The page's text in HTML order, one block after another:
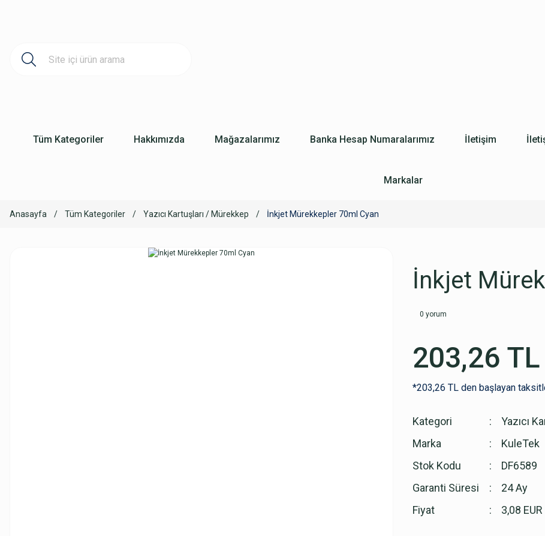
Tüm Kategoriler Hakkımızda Mağazalarımız Banka Hesap Numaralarımız İletişim
Markalar
Anasayfa Tüm Kategoriler Yazıcı Kartuşları / Mürekkep İnkjet Mürekkepler 70ml Cyan
İnkjet
0 yorum
203,26 TL
*203,26 TL den başlayan
Kategori Yazıcı
Marka
KuleTek
Stok Kodu
DF6589
Garanti Süresi
24 Ay
Fiyat
3,08